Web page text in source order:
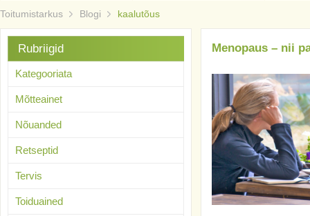
Toitumistarkus Blogi kaalutõus
Menopaus – nii
Rubriigid
Kategooriata
Mõtteainet
Nõuanded
Retseptid
Tervis
Toiduained